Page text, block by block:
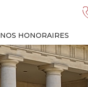
NOS HONORAIRES